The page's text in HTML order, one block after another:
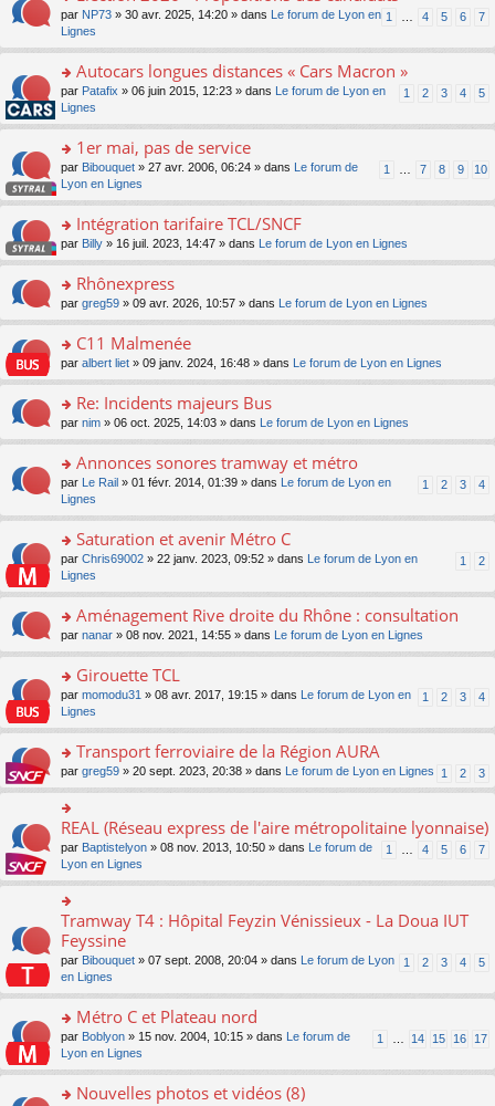
e
nt
u
s
ré
c
nt
e
n
o
n
le
s
ré
e
s
s
e
n
o
n
lu
pl
ré
c
e
er
le
m
e
s
s
a
n
o
n
lu
le
u
ré
c
e
o
s
er
le
m
e
s
s
a
n
o
n
lu
pl
s
ré
c
nt
1 4 5 6 7
par NP73 » 30 avr. 2025, 14:20 » dans
Le forum de Lyon en
Lignes
o
s
er
le
m
e
s
s
e
n
o
n
le
u
s
ré
e
nt
Autocars longues distances « Cars Macron »
1 2 3 4 5
par Patafix » 06 juin 2015, 12:23 » dans
Le forum de Lyon en
Lignes
o
s
er
le
m
e
s
g
e
n
o
lu
pl
u
ré
e
nt
1er mai, pas de service
1 7 8 9 10
par Bibouquet » 27 avr. 2006, 06:24 » dans
Le forum de
Lyon en Lignes
o
n
ult
er
le
m
e
a
g
e
n
n
pl
u
ré
e
nt
Intégration tarifaire TCL/SNCF
par Billy » 16 juil. 2023, 14:47 » dans Le forum de Lyon en Lignes
o
n
ult
er
le
m
e
a
g
e
n
o
lu
u
s
ré
e
nt
Rhônexpress
par greg59 » 09 avr. 2026, 10:57 » dans Le forum de Lyon en Lignes
o
n
ult
er
le
m
e
s
g
e
n
o
n
le
u
s
ré
c
nt
C11 Malmenée
par albert liet » 09 janv. 2024, 16:48 » dans Le forum de Lyon en Lignes
o
n
ult
er
le
m
e
s
s
e
n
o
n
le
s
ré
c
e
nt
Re: Incidents majeurs Bus
par nim » 06 oct. 2025, 14:03 » dans Le forum de Lyon en Lignes
o
s
er
le
m
e
s
s
e
n
o
n
lu
pl
s
ré
c
nt
Annonces sonores tramway et métro
1 2 3 4
par Le Rail » 01 févr. 2014, 01:39 » dans
Le forum de Lyon en
Lignes
o
s
er
le
m
e
s
s
e
n
o
n
lu
pl
ré
e
nt
Saturation et avenir Métro C
1 2
par Chris69002 » 22 janv. 2023, 09:52 » dans
Le forum de Lyon en
Lignes
o
n
ult
er
le
m
e
s
a
e
n
o
n
lu
le
pl
u
s
ré
c
e
nt
Aménagement Rive droite du Rhône : consultation
par nanar » 08 nov. 2021, 14:55 » dans Le forum de Lyon en Lignes
o
s
er
le
m
e
s
s
a
e
o
n
lu
le
pl
s
ré
c
e
nt
Girouette TCL
1 2 3 4
par momodu31 » 08 avr. 2017, 19:15 » dans
Le forum de Lyon en
Lignes
o
n
s
ult
er
le
m
e
s
a
e
n
lu
le
pl
s
Transport ferroviaire de la Région AURA
1 2 3
par greg59 » 20 sept. 2023, 20:38 » dans Le forum de Lyon en Lignes
o
n
s
le
m
e
s
s
a
e
n
o
n
lu
REAL (Réseau express de l'aire métropolitaine lyonnaise)
1 4 5 6 7
par Baptistelyon » 08 nov. 2013, 10:50 » dans
Le forum de
Lyon en Lignes
o
n
ult
le
m
e
s
s
g
Tramway T4 : Hôpital Feyzin Vénissieux - La Doua IUT
Feyssine
1 2 3 4 5
par Bibouquet » 07 sept. 2008, 20:04 » dans
Le forum de Lyon
en Lignes
o
s
er
Métro C et Plateau nord
1 14 15 16 17
par Boblyon » 15 nov. 2004, 10:15 » dans
Le forum de
Lyon en Lignes
Nouvelles photos et vidéos (8)